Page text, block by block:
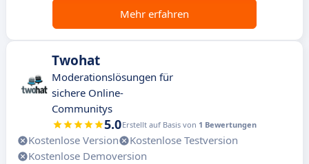
Mehr erfahren
Twohat
Moderationslösungen für
sichere Online-
Communitys
5.0Erstellt auf Basis von 1 Bewertungen
Kostenlose Version
Kostenlose Testversion
Kostenlose Demoversion